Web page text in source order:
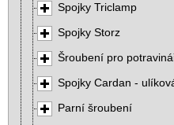
Spojky Triclamp
Spojky Storz
Šroubení pro
Spojky Cardan -
Parní šroubení